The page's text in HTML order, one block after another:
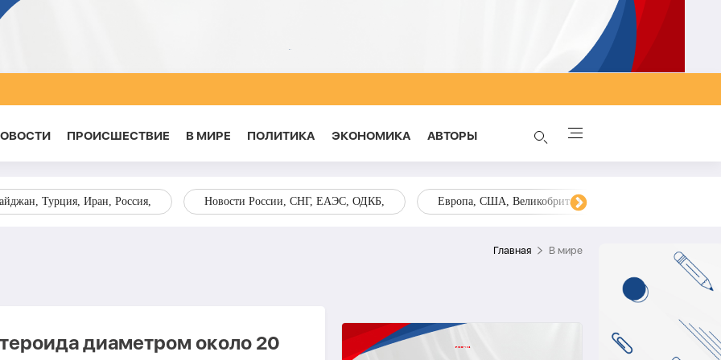
ПРОИСШЕСТВИЕ В МИРЕ ПОЛИТИКА ЭКОНОМИКА AВТОРЫ
Турция, Иран, Россия, Новости России, СНГ, ЕАЭС, ОДКБ, Европа, США, Великобритания, Украина, Запад,
Главная В мире
диаметром около 20